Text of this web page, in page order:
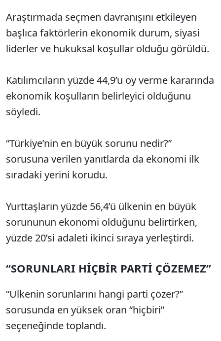
Araştırmada seçmen davranışını etkileyen
başlıca faktörlerin ekonomik durum, siyasi
liderler ve hukuksal koşullar olduğu görüldü.
Katılımcıların yüzde 44,9’u oy verme kararında
ekonomik koşulların belirleyici olduğunu
söyledi.
“Türkiye’nin en büyük sorunu nedir?”
sorusuna verilen yanıtlarda da ekonomi ilk
sıradaki yerini korudu.
Yurttaşların yüzde 56,4’ü ülkenin en büyük
sorununun ekonomi olduğunu belirtirken,
yüzde 20’si adaleti ikinci sıraya yerleştirdi.
“SORUNLARI HİÇBİR PARTİ ÇÖZEMEZ”
“Ülkenin sorunlarını hangi parti çözer?”
sorusunda en yüksek oran “hiçbiri”
seçeneğinde toplandı.